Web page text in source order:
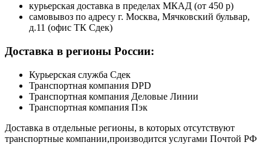
курьерская доставка в пределах МКАД (от 450 р)
самовывоз по адресу г. Москва, Мячковский бульвар,
д.11 (офис ТК Сдек)
Доставка в регионы России:
Курьерская служба Сдек
Транспортная компания DPD
Транспортная компания Деловые Линии
Транспортная компания Пэк
Доставка в отдельные регионы, в которых отсутствуют
транспортные компании,производится услугами Почтой РФ